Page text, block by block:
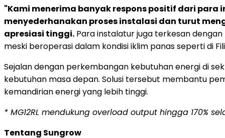
"Kami menerima banyak respons positif dari para
menyederhanakan proses instalasi dan turut
apresiasi tinggi. Para instalatur juga terkesan
meski beroperasi dalam kondisi iklim panas seperti di
Sejalan dengan perkembangan kebutuhan energi di
kebutuhan masa depan. Solusi tersebut membantu
kemandirian energi yang lebih tinggi.
* MG12RL mendukung overload output hingga 170%
Tentang Sungrow